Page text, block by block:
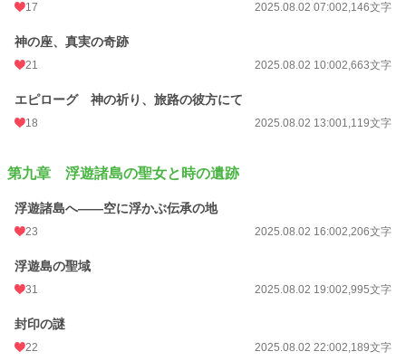
17 2025.08.02 07:002,146文字
神の座、真実の奇跡
21 2025.08.02 10:002,663文字
エピローグ 神の祈り、旅路の彼方にて
18 2025.08.02 13:001,119文字
第九章 浮遊諸島の聖女と時の遺跡
浮遊諸島へ――空に浮かぶ伝承の地
23 2025.08.02 16:002,206文字
浮遊島の聖域
31 2025.08.02 19:002,995文字
封印の謎
22 2025.08.02 22:002,189文字